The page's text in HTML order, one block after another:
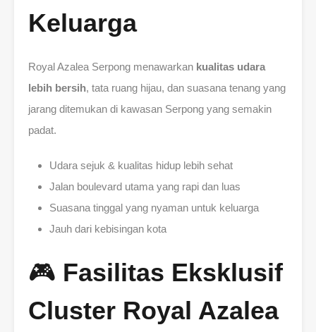
Keluarga
Royal Azalea Serpong menawarkan kualitas udara
lebih bersih, tata ruang hijau, dan suasana tenang yang
jarang ditemukan di kawasan Serpong yang semakin
padat.
Udara sejuk & kualitas hidup lebih sehat
Jalan boulevard utama yang rapi dan luas
Suasana tinggal yang nyaman untuk keluarga
Jauh dari kebisingan kota
🎮 Fasilitas Eksklusif
Cluster Royal Azalea